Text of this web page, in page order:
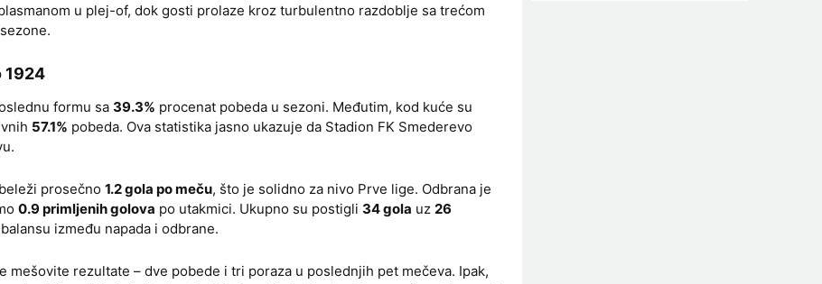
u plej-of, dok gosti prolaze kroz turbulentno razdoblje sa trećom
1924
formu sa 39.3% procenat pobeda u sezoni. Međutim, kod kuće su
57.1% pobeda. Ova statistika jasno ukazuje da Stadion FK Smederevo
prosečno 1.2 gola po meču, što je solidno za nivo Prve lige. Odbrana je
0.9 primljenih golova po utakmici. Ukupno su postigli 34 gola uz 26
između napada i odbrane.
mešovite rezultate – dve pobede i tri poraza u poslednjih pet mečeva. Ipak,